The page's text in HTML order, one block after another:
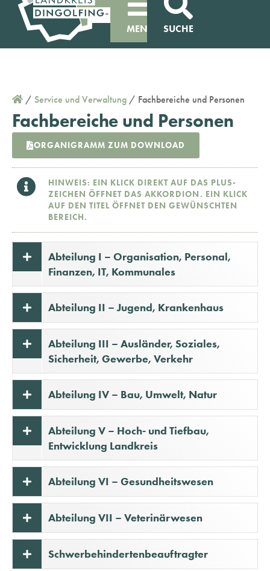
MENÜ SUCHE
/ Service und Verwaltung / Fachbereiche und Personen
Fachbereiche und Personen
ORGANIGRAMM ZUM DOWNLOAD
HINWEIS: EIN KLICK DIREKT AUF DAS PLUS-
ZEICHEN ÖFFNET DAS AKKORDION. EIN KLICK
AUF DEN TITEL ÖFFNET DEN GEWÜNSCHTEN
BEREICH.
Abteilung I – Organisation, Personal,
Finanzen, IT, Kommunales
Abteilung II – Jugend, Krankenhaus
Abteilung III – Ausländer, Soziales,
Sicherheit, Gewerbe, Verkehr
Abteilung IV – Bau, Umwelt, Natur
Abteilung V – Hoch- und Tiefbau,
Entwicklung Landkreis
Abteilung VI – Gesundheitswesen
Abteilung VII – Veterinärwesen
Schwerbehindertenbeauftragter